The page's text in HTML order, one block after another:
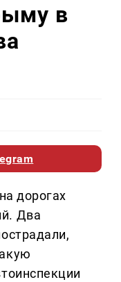
в
дорогах
Два